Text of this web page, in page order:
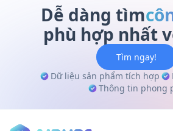
tạo nội dung hiệu quả.
Dễ dàng tìm
phù hợp nhất
Tìm ngay!
Dữ liệu sản phẩm tích hợp
Thông tin phong